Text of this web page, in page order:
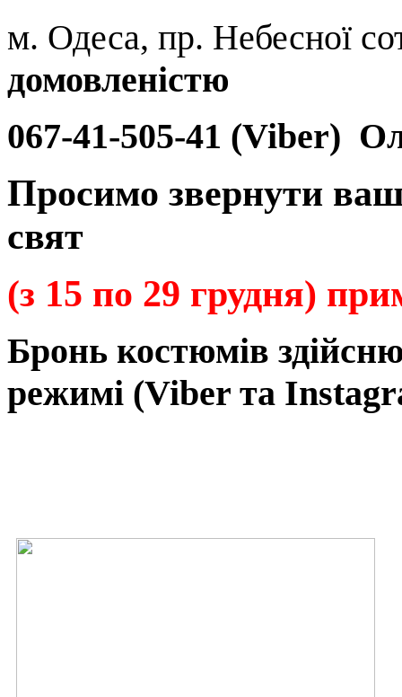
м. Одеса, пр. Небесної
домовленістю
067-41-505-41 (Viber)
Просимо звернути
свят
(з 15 по 29 грудня)
Бронь костюмів
режимі (Viber та